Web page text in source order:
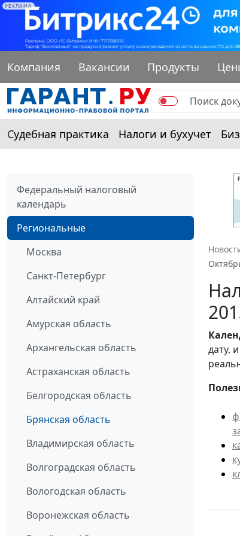
РЕКЛАМА
Компания Вакансии Продукты
Судебная практика Налоги и бухучет
Федеральный налоговый
календарь
Региональные
Москва
Санкт-Петербург
Алтайский край
Амурская область
Архангельская область
Астраханская область
Белгородская область
Брянская область
Владимирская область
Волгоградская область
Вологодская область
Воронежская область
дату,